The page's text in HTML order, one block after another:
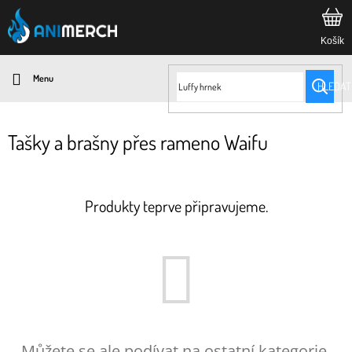
Přejít
na
obsah
HLEDAT
Tašky a brašny přes rameno Waifu
Produkty teprve připravujeme.